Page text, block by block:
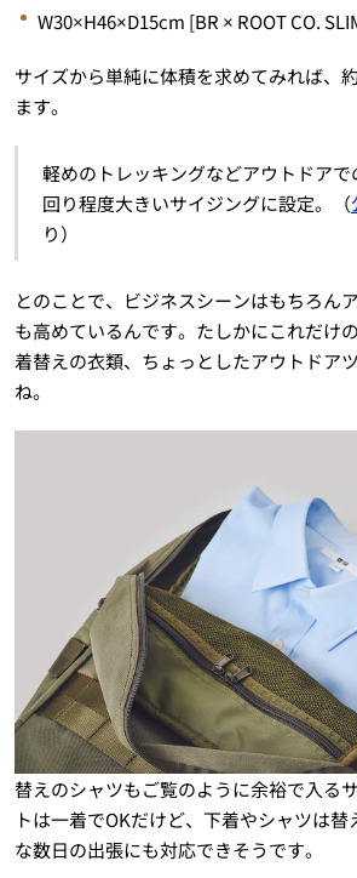
W30×H46×D15cm [BR × ROOT CO.
サイズから単純に体積を求めてみれば、
ます。
軽めのトレッキングなどアウトドア
回り程度大きいサイジングに設定。（
り）
とのことで、ビジネスシーンはもちろん
も高めているんです。たしかにこれだけ
着替えの衣類、ちょっとしたアウトドア
ね。
替えのシャツもご覧のように余裕で入る
トは一着でOKだけど、下着やシャツは替
な数日の出張にも対応できそうです。